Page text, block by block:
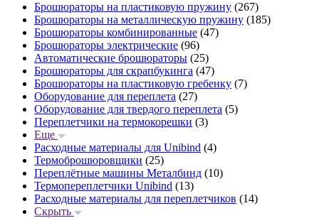
Брошюраторы на пластиковую пружину (267)
Брошюраторы на металлическую пружину (185)
Брошюраторы комбинированные (47)
Брошюраторы электрические (96)
Автоматические брошюраторы (25)
Брошюраторы для скрапбукинга (47)
Брошюраторы на пластиковую гребенку (7)
Оборудование для переплета (27)
Оборудование для твердого переплета (5)
Переплетчики на термокорешки (3)
Еще
Расходные материалы для Unibind (4)
Термоброшюровщики (25)
Переплётные машины Металбинд (10)
Термопереплетчики Unibind (13)
Расходные материалы для переплетчиков (14)
Скрыть